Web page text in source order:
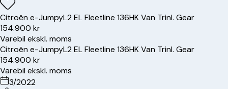
Citroëne-JumpyL2 EL Fleetline 136HK Van Trinl. Gear
154.900 kr
Varebil ekskl. moms
Citroëne-JumpyL2 EL Fleetline 136HK Van Trinl. Gear
154.900 kr
Varebil ekskl. moms
3/2022